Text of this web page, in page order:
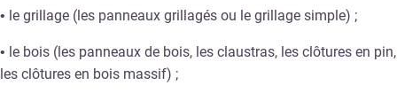
• le grillage (les panneaux grillagés ou le grillage simple) ;
• le bois (les panneaux de bois, les claustras, les clôtures en pin,
les clôtures en bois massif) ;